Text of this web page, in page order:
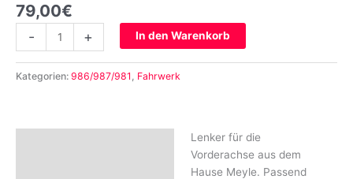
79,00€
-
Menge
+ In den Warenkorb
Kategorien: 986/987/981 Fahrwerk
Lenker für die
Vorderachse aus dem
Hause Meyle. Passend